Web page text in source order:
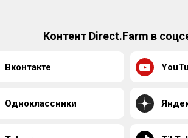
Контент Direct.Farm в
Вконтакте
Одноклассники